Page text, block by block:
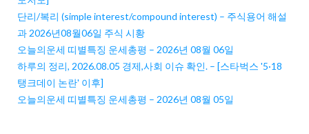
단리/복리 (simple interest/compound interest) – 주식용어 해설
과 2026년08월06일 주식 시황
오늘의운세 띠별특징 운세총평 – 2026년 08월 06일
하루의 정리, 2026.08.05 경제,사회 이슈 확인. – [스타벅스 '5·18
탱크데이 논란' 이후]
오늘의운세 띠별특징 운세총평 – 2026년 08월 05일